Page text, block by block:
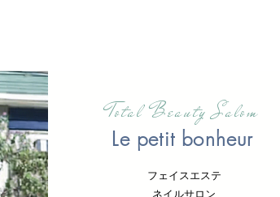
Total Beauty Salom
Le petit bonheur
フェイスエステ
ネイルサロン